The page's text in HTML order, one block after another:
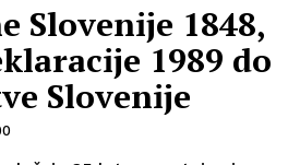
Slovenije 1848,
1989 do
Slovenije